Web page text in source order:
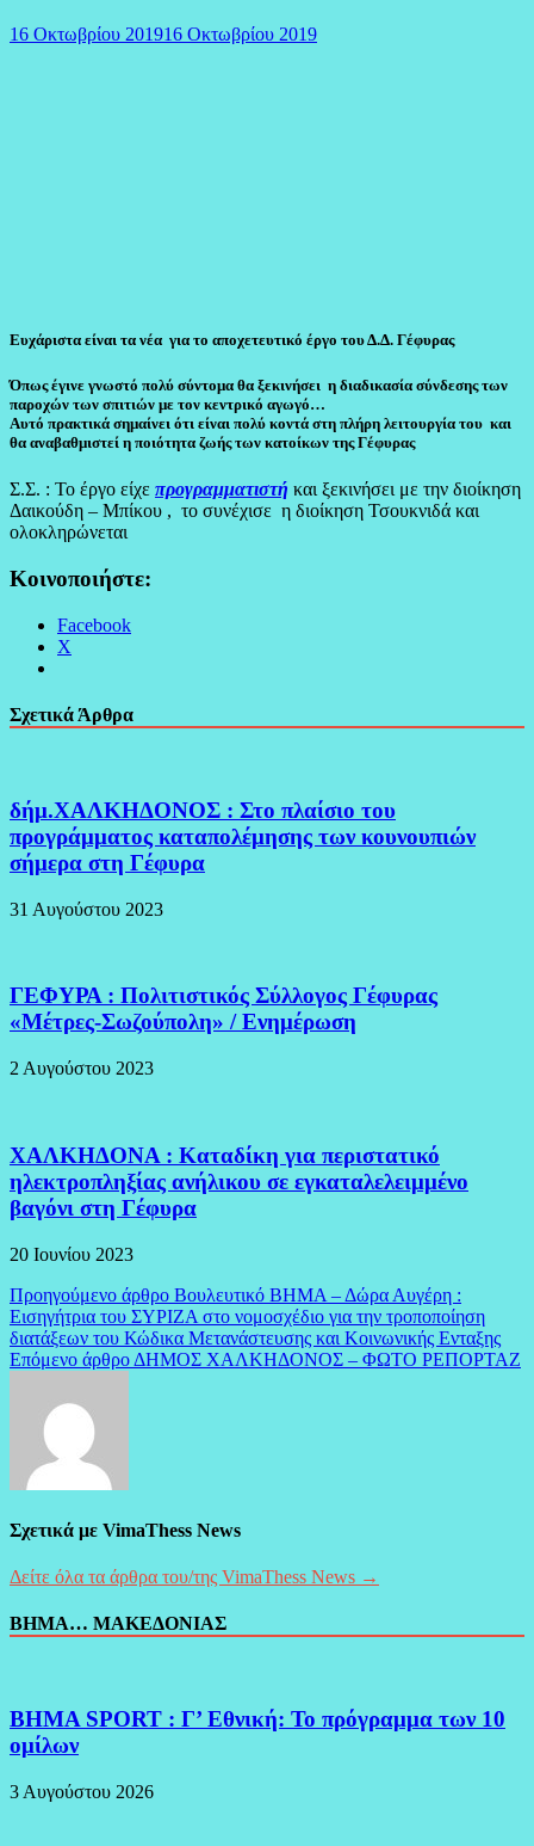
16 Οκτωβρίου 201916 Οκτωβρίου 2019
Ευχάριστα είναι τα νέα για το αποχετευτικό έργο του Δ.Δ. Γέφυρας
Όπως έγινε γνωστό πολύ σύντομα θα ξεκινήσει η διαδικασία σύνδεσης των
παροχών των σπιτιών με τον κεντρικό αγωγό…
Αυτό πρακτικά σημαίνει ότι είναι πολύ κοντά στη πλήρη λειτουργία του και
θα αναβαθμιστεί η ποιότητα ζωής των κατοίκων της Γέφυρας
Σ.Σ. : Το έργο είχε προγραμματιστή και ξεκινήσει με την διοίκηση
Δαικούδη – Μπίκου , το συνέχισε η διοίκηση Τσουκνιδά και
ολοκληρώνεται
Κοινοποιήστε:
Facebook
X
Σχετικά Άρθρα
δήμ.ΧΑΛΚΗΔΟΝΟΣ : Στο πλαίσιο του
προγράμματος καταπολέμησης των κουνουπιών
σήμερα στη Γέφυρα
31 Αυγούστου 2023
ΓΕΦΥΡΑ : Πολιτιστικός Σύλλογος Γέφυρας
«Μέτρες-Σωζούπολη» / Ενημέρωση
2 Αυγούστου 2023
ΧΑΛΚΗΔΟΝΑ : Καταδίκη για περιστατικό
ηλεκτροπληξίας ανήλικου σε εγκαταλελειμμένο
βαγόνι στη Γέφυρα
20 Ιουνίου 2023
Πλοήγηση
άρθρων
Προηγούμενο άρθρο Βουλευτικό ΒΗΜΑ – Δώρα Αυγέρη :
Εισηγήτρια του ΣΥΡΙΖΑ στο νομοσχέδιο για την τροποποίηση
διατάξεων του Κώδικα Μετανάστευσης και Κοινωνικής Ενταξης
Επόμενο άρθρο ΔΗΜΟΣ ΧΑΛΚΗΔΟΝΟΣ – ΦΩΤΟ ΡΕΠΟΡΤΑΖ
Σχετικά με VimaThess News
Δείτε όλα τα άρθρα του/της VimaThess News →
ΒΗΜΑ… ΜΑΚΕΔΟΝΙΑΣ
BHMA SPORT : Γ’ Εθνική: Το πρόγραμμα των 10
ομίλων
3 Αυγούστου 2026